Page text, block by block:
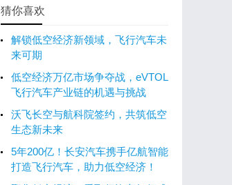
猜你喜欢
‌解锁低空经济新领域，飞行汽车未
来可期
低空经济万亿市场争夺战，eVTOL
飞行汽车产业链的机遇与挑战
沃飞长空与航科院签约，共筑低空
生态新未来
5年200亿！长安汽车携手亿航智能
打造飞行汽车，助力低空经济！